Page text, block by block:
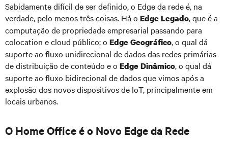
Sabidamente difícil de ser definido, o Edge da rede é, na
verdade, pelo menos três coisas. Há o Edge Legado, que é a
computação de propriedade empresarial passando para
colocation e cloud público; o Edge Geográfico, o qual dá
suporte ao fluxo unidirecional de dados das redes primárias
de distribuição de conteúdo e o Edge Dinâmico, o qual dá
suporte ao fluxo bidirecional de dados que vimos após a
explosão dos novos dispositivos de IoT, principalmente em
locais urbanos.
O Home Office é o Novo Edge da Rede